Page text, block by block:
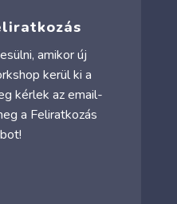
amikor új
kerül ki a
kérlek az email-
a Feliratkozás